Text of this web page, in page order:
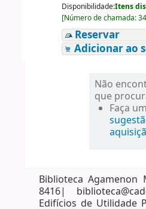
Disponibilidade:Itens
[Número de chamada:
Reservar
Adicionar ao
Não
que
Faça
Biblioteca Agamenon
8416|
Edifícios de Utilidade